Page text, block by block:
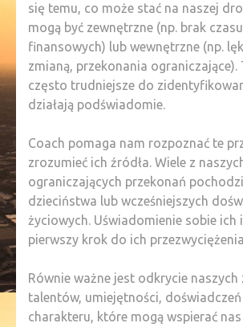
się temu, co może stać na naszej
mogą być zewnętrzne (np. brak
finansowych) lub wewnętrzne (np.
zmianą, przekonania ograniczające).
często trudniejsze do
działają podświadomie.
Coach pomaga nam rozpoznać te
zrozumieć ich źródła. Wiele z
ograniczających przekonań
dzieciństwa lub wcześniejszych
życiowych. Uświadomienie sobie ich
pierwszy krok do ich
Równie ważne jest odkrycie naszych
talentów, umiejętności, doświadczeń
charakteru, które mogą wspierać